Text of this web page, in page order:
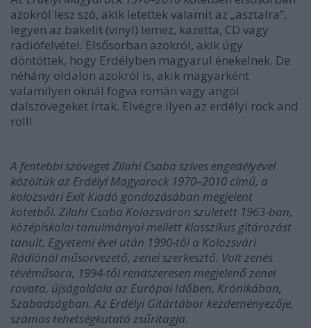
azokról lesz szó, akik letettek valamit az „asztalra”,
legyen az bakelit (vinyl) lemez, kazetta, CD vagy
rádiófelvétel. Elsősorban azokról, akik úgy
döntöttek, hogy Erdélyben magyarul énekelnek. De
néhány oldalon azokról is, akik magyarként
valamilyen oknál fogva román vagy angol
dalszövegeket írtak. Elvégre ilyen az erdélyi rock and
roll!
A fentebbi szöveget Zilahi Csaba szíves engedélyével
közöltük az Erdélyi Magyarock 1970–2010 című, a
kolozsvári Exit Kiadó gondozásában megjelent
kötetből. Zilahi Csaba Kolozsváron született 1963-ban,
középiskolai tanulmányai mellett klasszikus gitározást
tanult. Egyetemi évei után 1990-től a Kolozsvári
Rádiónál műsorvezető, zenei szerkesztő. Volt zenés
tévéműsora, 1994-től rendszeresen megjelenő zenei
rovata, újságoldala az Európai Időben, Krónikában,
Szabadságban. Az Erdélyi Gitártábor kezdeményezője,
számos tehetségkutató zsűritagja.